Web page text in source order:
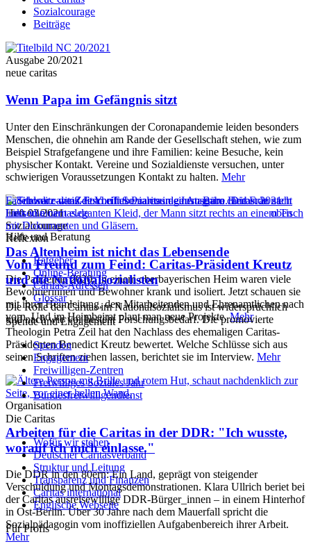
Sozialcourage
Beiträge
Ausgabe 20/2021
neue caritas
Wenn Papa im Gefängnis sitzt
Unter den Einschränkungen der Coronapandemie leiden besonders
Menschen, die ohnehin am Rande der Gesellschaft stehen, wie zum
Beispiel Strafgefangene und ihre Familien: keine Besuche, kein
physischer Kontakt. Vereine und Sozialdienste versuchen, unter
schwierigen Voraussetzungen Kontakt zu halten. Mehr
Heft 03/2021
Sozialcourage
Das Altenheim ist nicht das Lebensende
Die Pandemie 2020: In einem oberbayerischen Heim waren viele
Bewohnerinnen und Bewohner krank und isoliert. Jetzt schauen sie
mit ihrer Heimleitung, den Mitarbeitenden und Ehrenamtlichen nach
vorn. Und im Heimbeirat plant man neue Projekte.Mehr
Reflexion
Vom Freund zum Feind: Caritas-Präsident Kreutz
und die Nationalsozialisten
Die Rolle der Caritas im Nationalsozialismus ist widersprüchlich
und nach wie vor besteht Forschungsbedarf. Die promovierte
Theologin Petra Zeil hat den Nachlass des ehemaligen Caritas-
Präsidenten Benedict Kreutz bewertet. Welche Schlüsse sich aus
seinen Schriften ziehen lassen, berichtet sie im Interview. Mehr
Organisation
Arbeiten für die Caritas in der DDR: "Ich wusste,
worauf ich mich einlasse."
Die DDR in den 80ern: Ein Land, geprägt von steigender
Verschuldung und Montagsdemonstrationen. Klara Ullrich beriet bei
der Caritas ausreisewillige DDR-Bürger_innen – in einem Hinterhof
in Ost-Berlin. Über 30 Jahre nach dem Mauerfall spricht die
Sozialpädagogin vom inoffiziellen Aufgabenbereich ihrer Arbeit.
Mehr
Facebook caritas.deYouTube caritas.de Instagram caritas.de
Linkedin caritas.de
nach
oben
Hilfe und Beratung
Ratgeber
Online-Beratung
Caritas-Adressen
Glossar
Spende und Engagement
Spenden
Engagement
Freiwilligen-Zentren
Freiwilliges Soziales Jahr
Bundesfreiwilligendienst
Die Caritas
Wofür wir stehen
Deutscher Caritasverband
Struktur und Leitung
Transparenz und Finanzen
Caritas international
Englische Webseite
Für Profis